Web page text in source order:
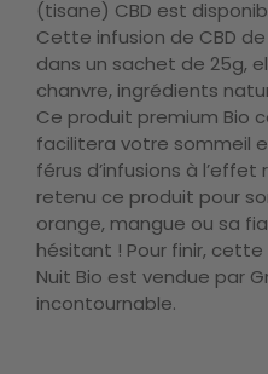
(tisane) CBD est
Cette infusion de CBD
dans un sachet de 25g,
chanvre, ingrédients
Ce produit premium Bio
facilitera votre sommeil
férus d’infusions à l’effet
retenu ce produit pour
orange, mangue ou sa
hésitant ! Pour finir, cette
Nuit Bio est vendue par
incontournable.